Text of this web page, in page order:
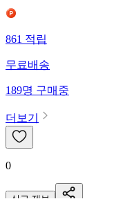
861적립
무료배송
189명구매중
더보기
0